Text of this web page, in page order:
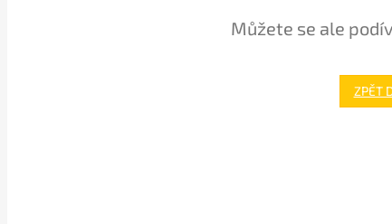
Můžete se ale
ZPĚT